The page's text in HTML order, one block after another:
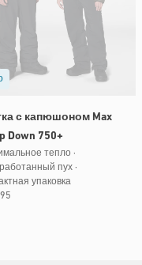
с капюшоном Max
Down 750+
тепло ·
пух ·
упаковка